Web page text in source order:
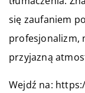
się zaufaniem
profesjonalizm,
przyjazną
Wejdź na: